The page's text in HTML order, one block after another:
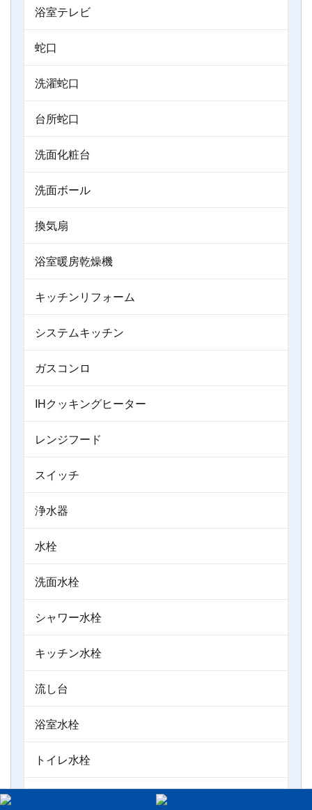
浴室テレビ
蛇口
洗濯蛇口
台所蛇口
洗面化粧台
洗面ボール
換気扇
浴室暖房乾燥機
キッチンリフォーム
システムキッチン
ガスコンロ
IHクッキングヒーター
レンジフード
スイッチ
浄水器
水栓
洗面水栓
シャワー水栓
キッチン水栓
流し台
浴室水栓
トイレ水栓